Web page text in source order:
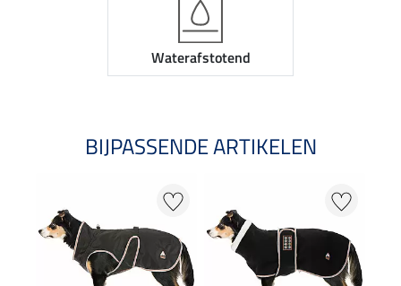
Waterafstotend
BIJPASSENDE ARTIKELEN